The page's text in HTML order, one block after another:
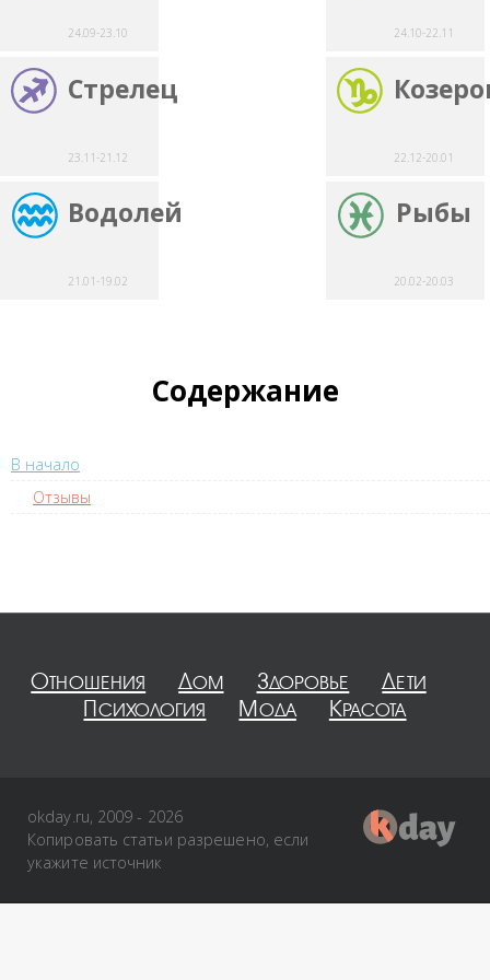
24.09-23.10 24.10-22.11
Стрелец
23.11-21.12 22.12-20.01
Водолей
21.01-19.02
Рыбы
20.02-20.03
Содержание
В начало
Отзывы
Отношения Дом Здоровье
Дети
Психология
Мода Красота
okday.ru, 2009 - 2026
Копировать статьи разрешено, если
укажите источник